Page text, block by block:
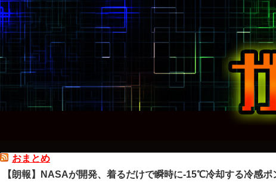
おまとめ
【朗報】NASAが開発、着るだけで瞬時に-15℃冷却する冷感ポ